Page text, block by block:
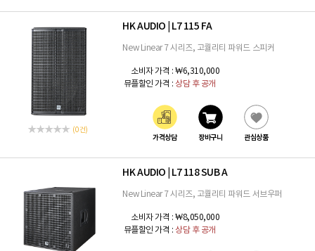
(0 건)
HK AUDIO L7 115 FA
New Linear 7 시리즈, 고퀄리티 파워드 스피커
소비자 가격 : ₩6,310,000
뮤플할인 가격 : 상담 후 공개
가격상담 장바구니 관심상품
HK AUDIO L7 118 SUB A
New Linear 7 시리즈, 고퀄리티 파워드 서브우퍼
소비자 가격 : ₩8,050,000
뮤플할인 가격 : 상담 후 공개